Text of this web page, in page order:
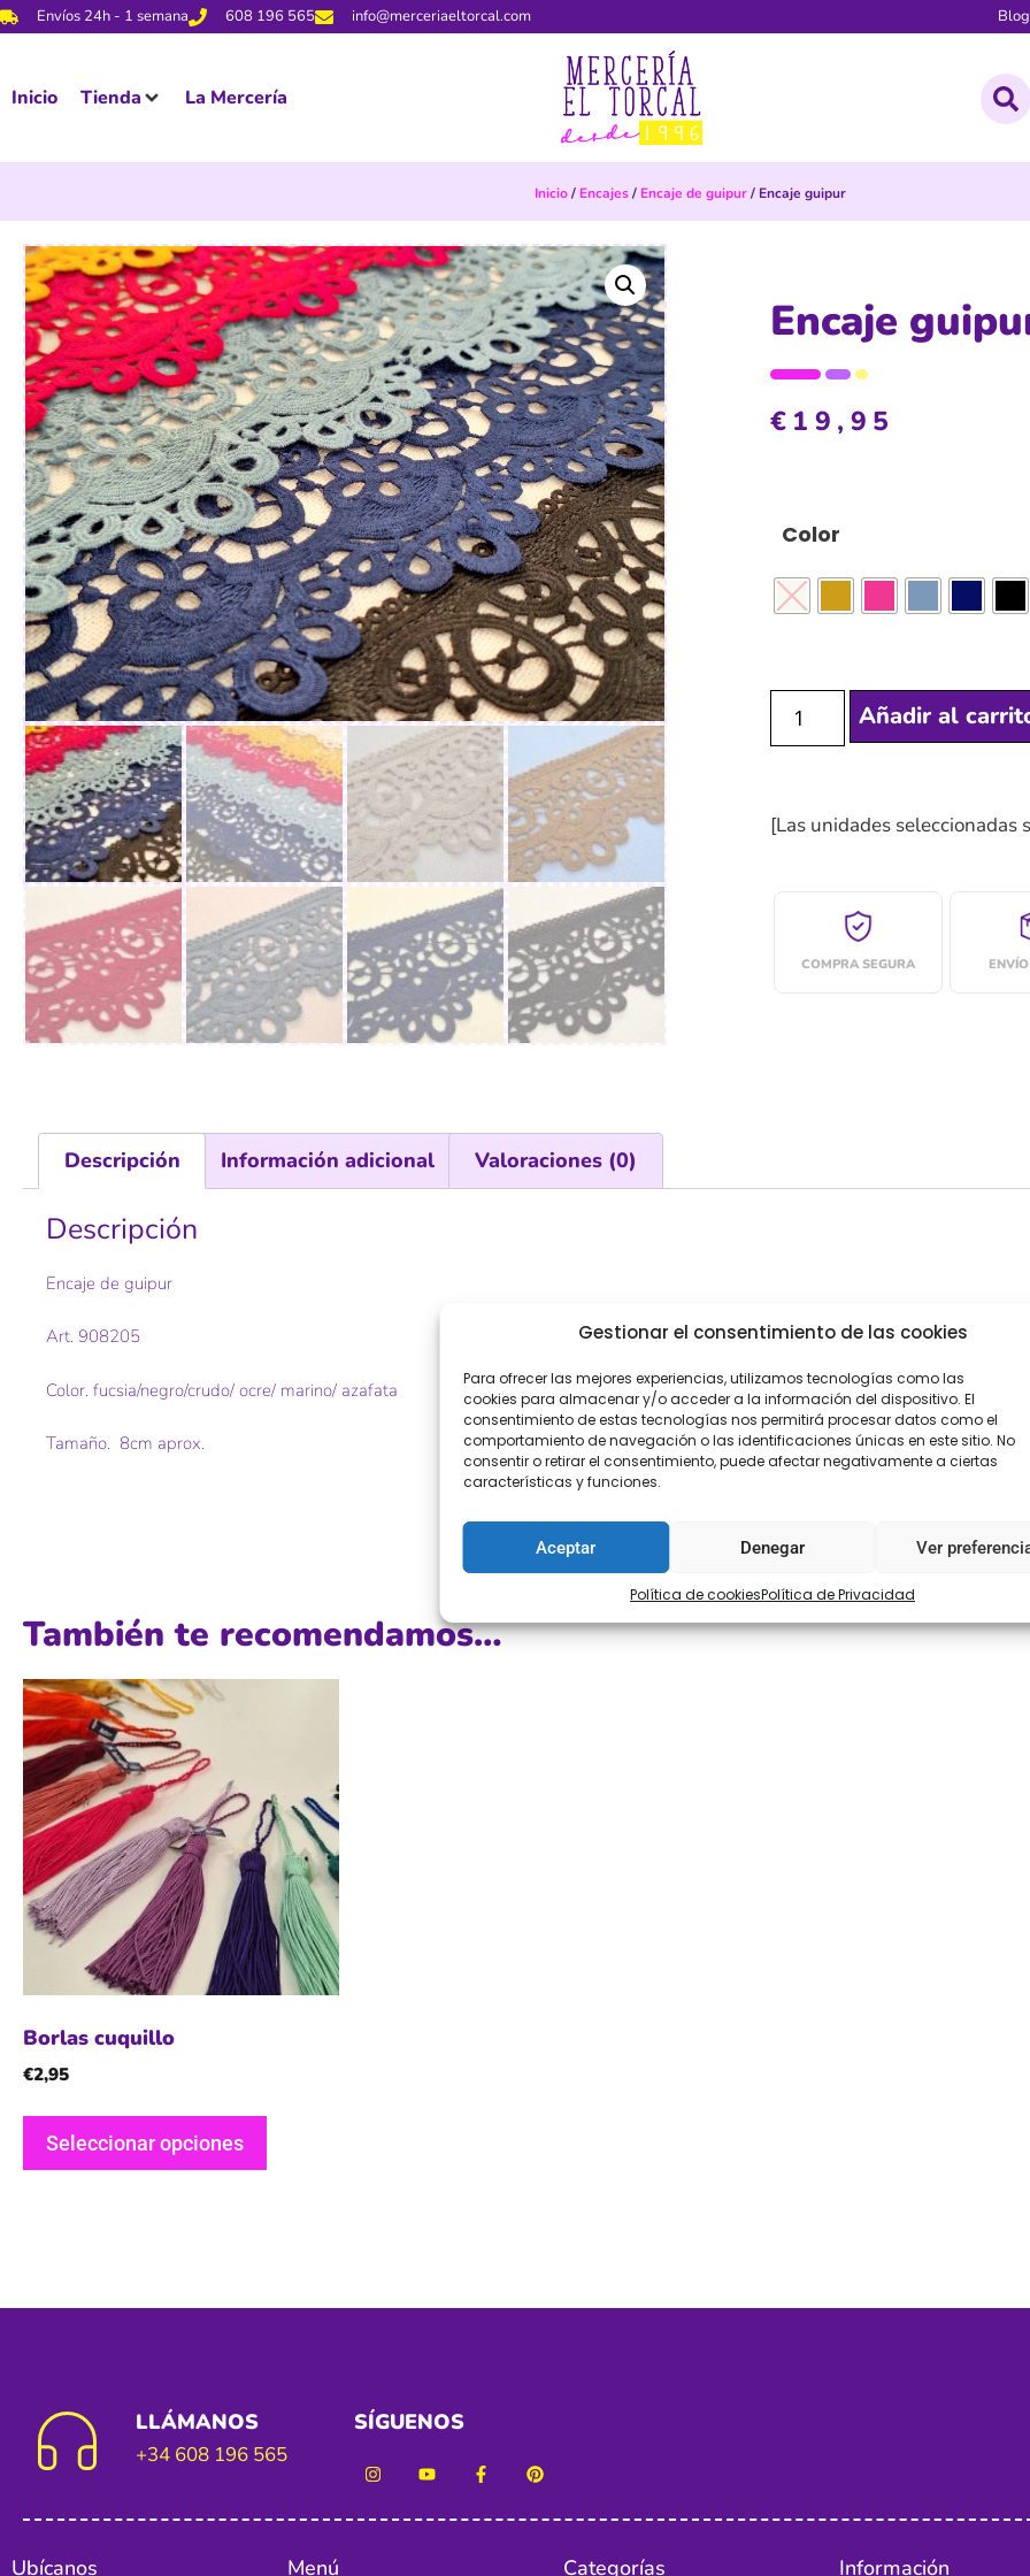
Gestionar el consentimiento de las cookies
Para ofrecer las mejores experiencias, utilizamos tecnologías como las
cookies para almacenar y/o acceder a la información del dispositivo. El
consentimiento de estas tecnologías nos permitirá procesar datos como el
comportamiento de navegación o las identificaciones únicas en este sitio. No
consentir o retirar el consentimiento, puede afectar negativamente a ciertas
características y funciones.
Aceptar Denegar Ver
Política de cookiesPolítica de Privacidad
Envíos 24h - 1 semana 608 196 565 info@merceriaeltorcal.com Blog
Inicio Tienda La Mercería
Inicio/ Encajes/ Encaje de guipur/ Encaje guipur
Encaje
€ 19,95
Color
Añadir al
[Las unidades seleccionadas
COMPRA SEGURA
Descripción Información adicional Valoraciones (0)
Descripción
Encaje de guipur
Art. 908205
Color. fucsia/negro/crudo/ ocre/ marino/ azafata
Tamaño. 8cm aprox.
También te recomendamos…
Borlas cuquillo
€2,95
Seleccionar opciones
LLÁMANOS
+34 608 196 565
SÍGUENOS
Ubícanos Menú Categorías Información